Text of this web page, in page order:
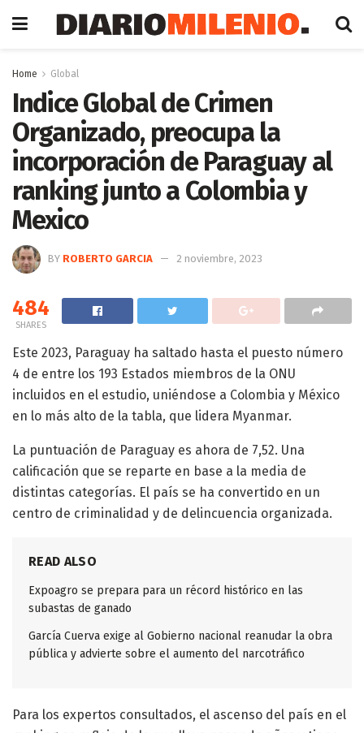
Home Global
Indice Global de Crimen
Organizado, preocupa la
incorporación de Paraguay al
ranking junto a Colombia y
Mexico
BY ROBERTO GARCIA 2 noviembre, 2023
484
SHARES
Este 2023, Paraguay ha saltado hasta el puesto número
4 de entre los 193 Estados miembros de la ONU
incluidos en el estudio, uniéndose a Colombia y México
en lo más alto de la tabla, que lidera Myanmar.
La puntuación de Paraguay es ahora de 7,52. Una
calificación que se reparte en base a la media de
distintas categorías. El país se ha convertido en un
centro de criminalidad y de delincuencia organizada.
READ ALSO
Expoagro se prepara para un récord histórico en las
subastas de ganado
García Cuerva exige al Gobierno nacional reanudar la obra
pública y advierte sobre el aumento del narcotráfico
Para los expertos consultados, el ascenso del país en el